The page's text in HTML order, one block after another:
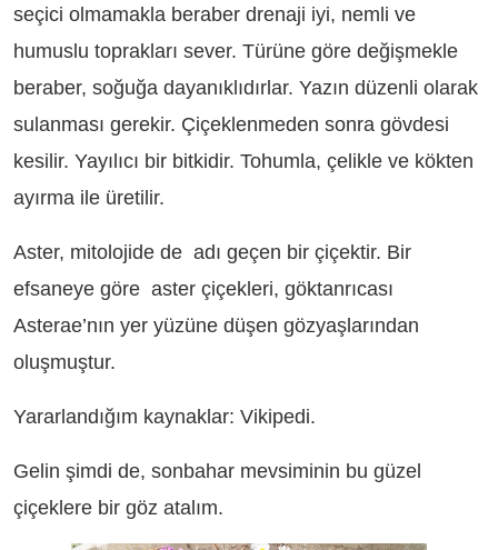
seçici olmamakla beraber drenaji iyi, nemli ve
humuslu toprakları sever. Türüne göre değişmekle
beraber, soğuğa dayanıklıdırlar. Yazın düzenli olarak
sulanması gerekir. Çiçeklenmeden sonra gövdesi
kesilir. Yayılıcı bir bitkidir. Tohumla, çelikle ve kökten
ayırma ile üretilir.
Aster, mitolojide de adı geçen bir çiçektir. Bir
efsaneye göre aster çiçekleri, göktanrıcası
Asterae’nın yer yüzüne düşen gözyaşlarından
oluşmuştur.
Yararlandığım kaynaklar: Vikipedi.
Gelin şimdi de, sonbahar mevsiminin bu güzel
çiçeklere bir göz atalım.